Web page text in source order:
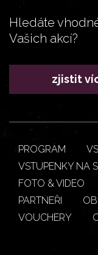
Hledáte
Vašich akcí?
zjistit
PROGRAM
VSTUPENKY NA
FOTO & VIDEO
PARTNEŘI
VOUCHERY